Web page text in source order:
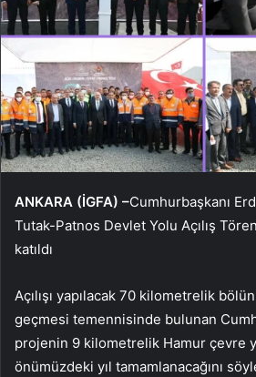
ANKARA (İGFA) –Cumhurbaşkanı
Tutak-Patnos Devlet Yolu Açılış
katıldı
Açılışı yapılacak 70 kilometrelik
geçmesi temennisinde bulunan
projenin 9 kilometrelik Hamur çevre
önümüzdeki yıl tamamlanacağını